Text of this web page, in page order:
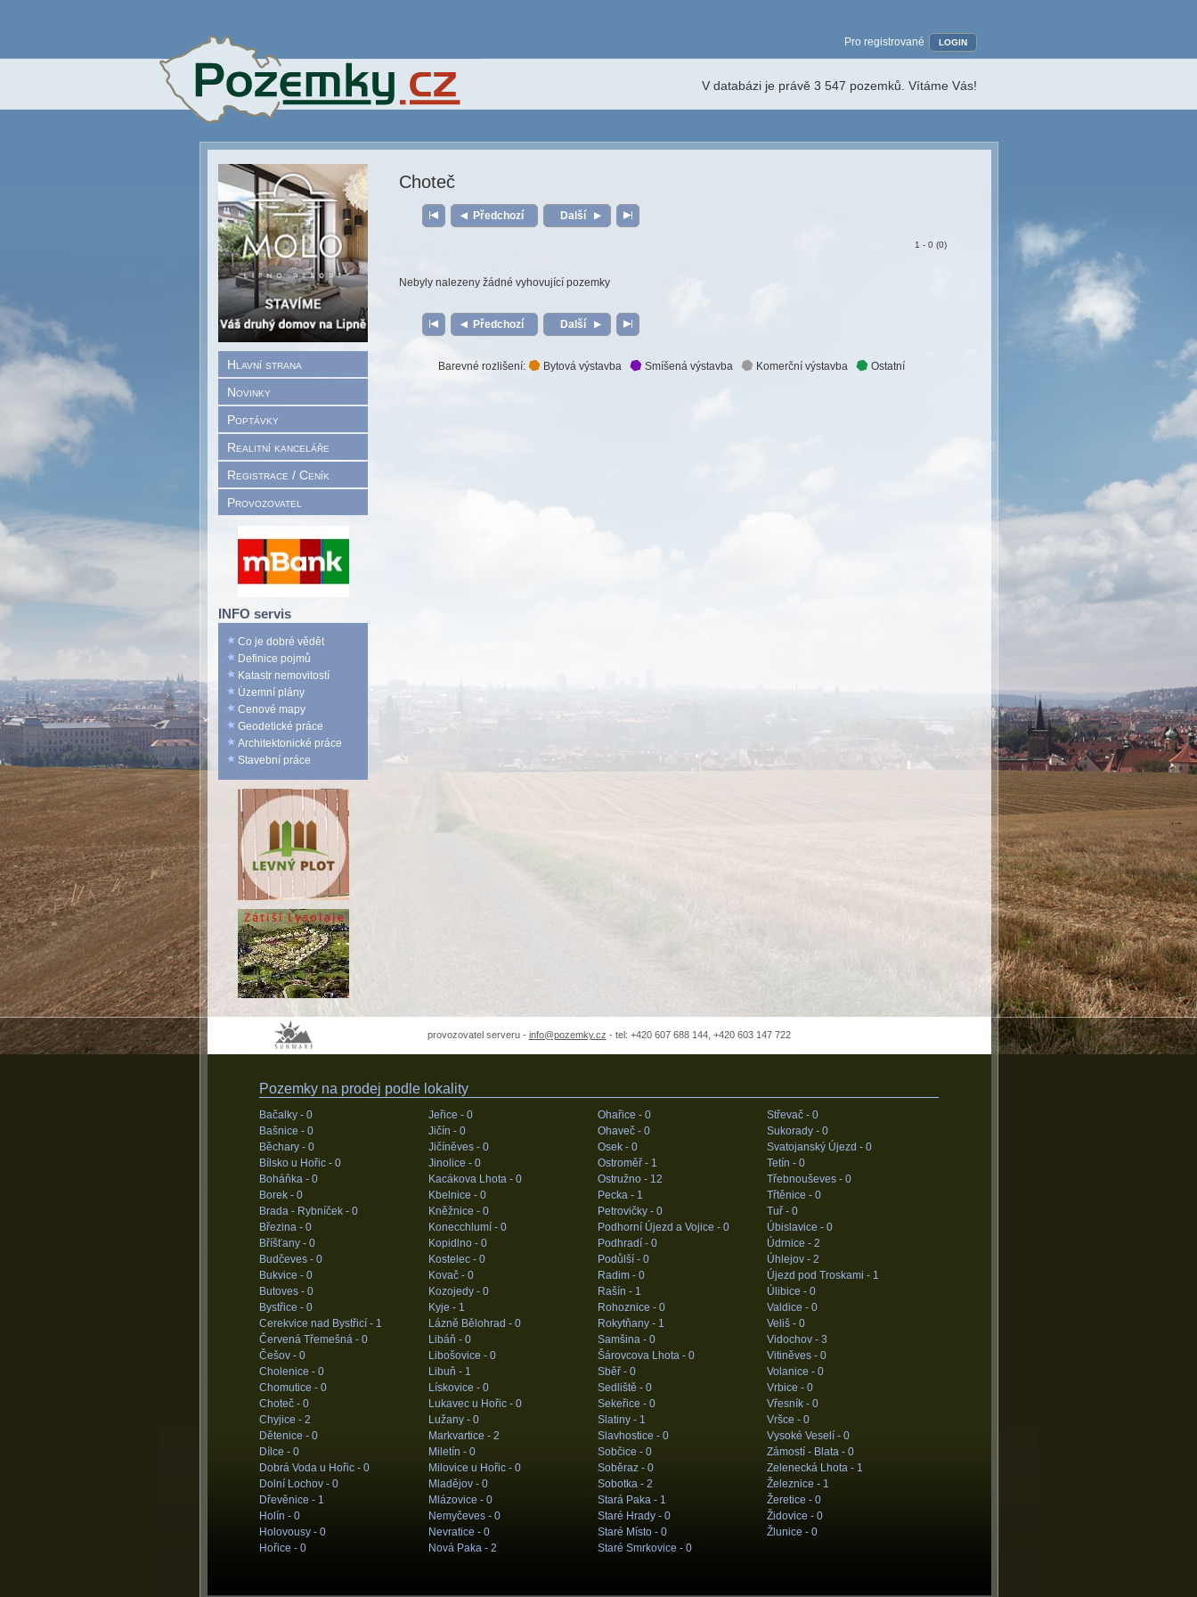
Hlavní strana
Novinky
Poptávky
Realitní kanceláře
Registrace / Ceník
Provozovatel
INFO servis
Co je dobré vědět
Definice pojmů
Katastr nemovitostí
Územní plány
Cenové mapy
Geodetické práce
Architektonické práce
Stavební práce
Pro registrované LOGIN
V databázi je právě 3 547 pozemků. Vítáme Vás!
Choteč
Předchozí Další
1 - 0 (0)
Nebyly nalezeny žádné vyhovující pozemky
Předchozí Další
Barevné rozlišení: Bytová výstavba Smíšená výstavba Komerční výstavba Ostatní
provozovatel serveru - info@pozemky.cz - tel: +420 607 688 144, +420 603 147 722
Pozemky na prodej podle lokality
Bačalky - 0
Bašnice - 0
Běchary - 0
Bílsko u Hořic - 0
Boháňka - 0
Borek - 0
Brada - Rybníček - 0
Březina - 0
Bříšťany - 0
Budčeves - 0
Bukvice - 0
Butoves - 0
Bystřice - 0
Cerekvice nad Bystřicí - 1
Červená Třemešná - 0
Češov - 0
Cholenice - 0
Chomutice - 0
Choteč - 0
Chyjice - 2
Dětenice - 0
Dílce - 0
Dobrá Voda u Hořic - 0
Dolní Lochov - 0
Dřevěnice - 1
Holín - 0
Holovousy - 0
Hořice - 0
Jeřice - 0
Jičín - 0
Jičíněves - 0
Jinolice - 0
Kacákova Lhota - 0
Kbelnice - 0
Kněžnice - 0
Konecchlumí - 0
Kopidlno - 0
Kostelec - 0
Kovač - 0
Kozojedy - 0
Kyje - 1
Lázně Bělohrad - 0
Libáň - 0
Libošovice - 0
Libuň - 1
Lískovice - 0
Lukavec u Hořic - 0
Lužany - 0
Markvartice - 2
Miletín - 0
Milovice u Hořic - 0
Mladějov - 0
Mlázovice - 0
Nemyčeves - 0
Nevratice - 0
Nová Paka - 2
Ohařice - 0
Ohaveč - 0
Osek - 0
Ostroměř - 1
Ostružno - 12
Pecka - 1
Petrovičky - 0
Podhorní Újezd a Vojice - 0
Podhradí - 0
Podůlší - 0
Radim - 0
Rašín - 1
Rohoznice - 0
Rokytňany - 1
Samšina - 0
Šárovcova Lhota - 0
Sběř - 0
Sedliště - 0
Sekeřice - 0
Slatiny - 1
Slavhostice - 0
Sobčice - 0
Soběraz - 0
Sobotka - 2
Stará Paka - 1
Staré Hrady - 0
Staré Místo - 0
Staré Smrkovice - 0
Střevač - 0
Sukorady - 0
Svatojanský Újezd - 0
Tetín - 0
Třebnouševes - 0
Třtěnice - 0
Tuř - 0
Úbislavice - 0
Údrnice - 2
Úhlejov - 2
Újezd pod Troskami - 1
Úlibice - 0
Valdice - 0
Veliš - 0
Vidochov - 3
Vitiněves - 0
Volanice - 0
Vrbice - 0
Vřesník - 0
Vršce - 0
Vysoké Veselí - 0
Zámostí - Blata - 0
Zelenecká Lhota - 1
Železnice - 1
Žeretice - 0
Židovice - 0
Žlunice - 0